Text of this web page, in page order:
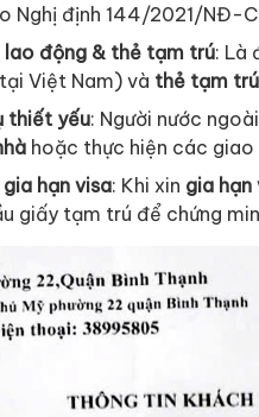
Nghị định 144/2021/NĐ-
lao động & thẻ tạm trú: Là
Việt Nam) và thẻ tạm trú
thiết yếu: Người nước
hoặc thực hiện các giao
hạn visa: Khi xin gia
giấy tạm trú để chứng